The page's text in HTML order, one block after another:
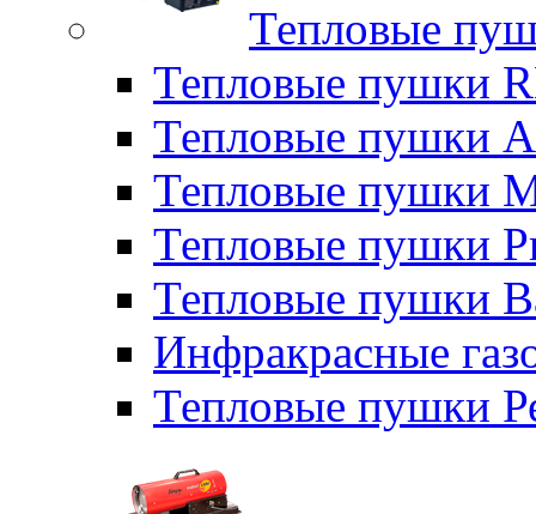
Тепловые
Тепловые пушки
Тепловые пушки
Тепловые пушки
Тепловые пушки
Тепловые пушки
Инфракрасные
Тепловые пушки